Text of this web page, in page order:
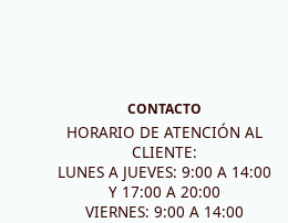
CONTACTO
HORARIO DE ATENCIÓN AL
CLIENTE:
LUNES A JUEVES: 9:00 A 14:00
Y 17:00 A 20:00
VIERNES: 9:00 A 14:00